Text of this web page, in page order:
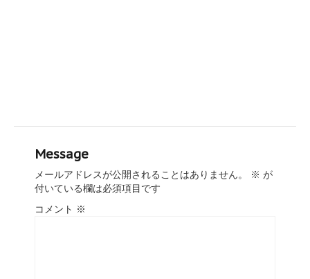
Message
メールアドレスが公開されることはありません。 ※ が
付いている欄は必須項目です
コメント ※